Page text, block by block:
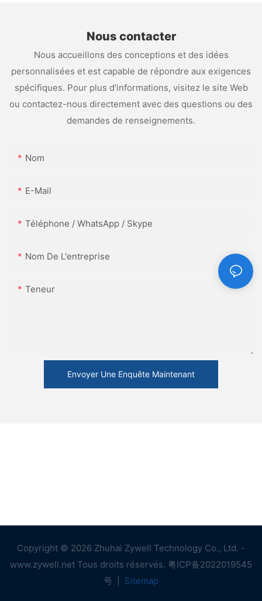
Nous contacter
Nous accueillons des conceptions et des idées
personnalisées et est capable de répondre aux exigences
spécifiques. Pour plus d'informations, visitez le site Web
ou contactez-nous directement avec des questions ou des
demandes de renseignements.
Nom
E-Mail
Téléphone / WhatsApp / Skype
Nom De L'entreprise
Teneur
Envoyer Une Enquête Maintenant
Copyright © 2026 Zhuhai Zywell Technology Co., Ltd. -
www.zywell.net Tous droits réservés. 粤ICP备2022019545
号
Sitemap